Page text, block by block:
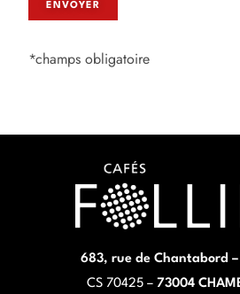
*champs obligatoire
683, rue de Chantabord
CS 70425 – 73004